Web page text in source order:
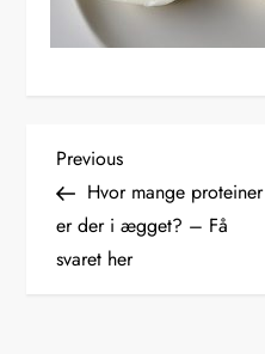
I
n
d
Previous
Post
Previous
Hvor mange proteiner
er der i ægget? – Få
svaret her